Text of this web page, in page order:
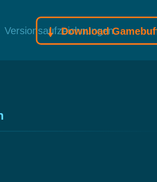
Versionsaufzeichnungen
Download Gamebuff